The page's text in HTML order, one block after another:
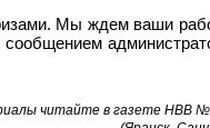
Мы ждем ваши
читайте в газете НВВ